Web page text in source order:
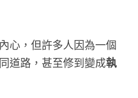
心，但許多人因為一個
道路，甚至修到變成執